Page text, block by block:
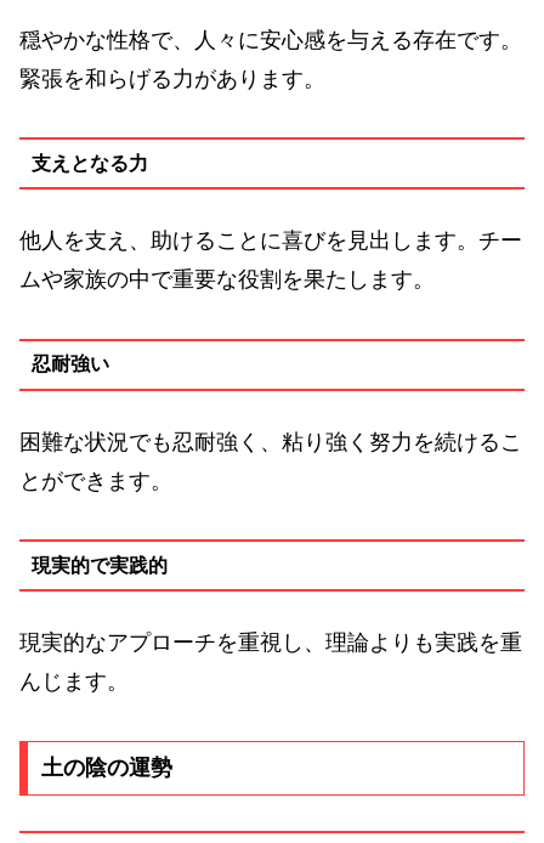
穏やかな性格で、人々に安心感を与える存在です。
緊張を和らげる力があります。
支えとなる力
他人を支え、助けることに喜びを見出します。チー
ムや家族の中で重要な役割を果たします。
忍耐強い
困難な状況でも忍耐強く、粘り強く努力を続けるこ
とができます。
現実的で実践的
現実的なアプローチを重視し、理論よりも実践を重
んじます。
土の陰の運勢